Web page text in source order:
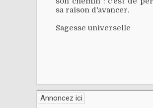
sa raison d'avancer.
Sagesse universelle
Annoncez ici